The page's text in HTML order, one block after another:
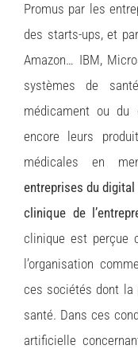
Promus par les
des starts-ups, et
Amazon… IBM,
systèmes de
médicament ou du
encore leurs
médicales en
entreprises du
clinique de
clinique est perçue
l’organisation
ces sociétés dont la
santé. Dans ces
artificielle